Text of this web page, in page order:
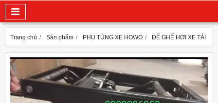
Trang chủ Sản phẩm PHỤ TÙNG XE HOWO ĐẾ GHẾ HƠI XE TẢI